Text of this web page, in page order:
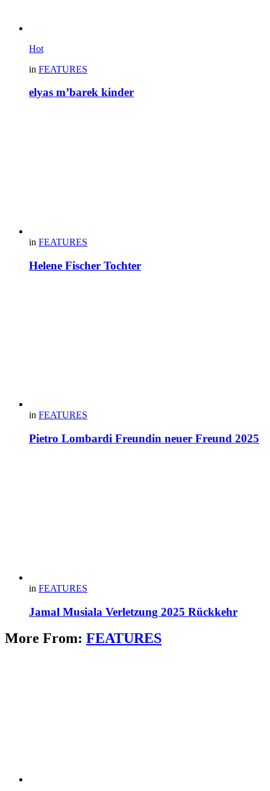
Hot
in FEATURES
elyas m’barek kinder
in FEATURES
Helene Fischer Tochter
in FEATURES
Pietro Lombardi Freundin neuer Freund 2025
in FEATURES
Jamal Musiala Verletzung 2025 Rückkehr
More From: FEATURES